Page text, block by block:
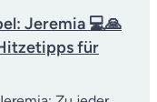
Jeremia 💻🙏
für